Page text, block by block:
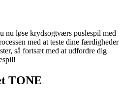
nu løse krydsogtværs puslespil med
med at teste dine færdigheder
så fortsæt med at udfordre dig
TONE